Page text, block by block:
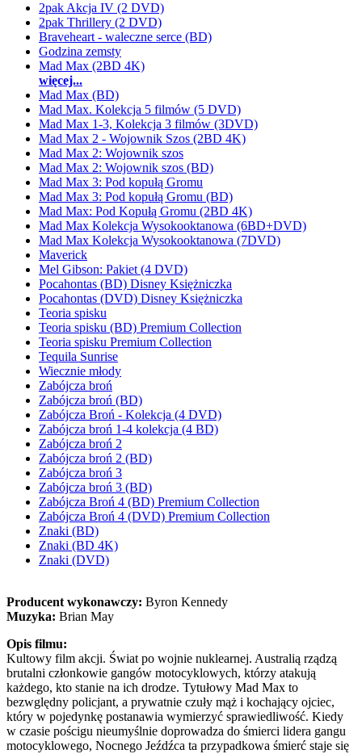
2pak Akcja IV (2 DVD)
2pak Thrillery (2 DVD)
Braveheart - waleczne serce (BD)
Godzina zemsty
Mad Max (2BD 4K)
więcej...
Mad Max (BD)
Mad Max. Kolekcja 5 filmów (5 DVD)
Mad Max 1-3, Kolekcja 3 filmów (3DVD)
Mad Max 2 - Wojownik Szos (2BD 4K)
Mad Max 2: Wojownik szos
Mad Max 2: Wojownik szos (BD)
Mad Max 3: Pod kopułą Gromu
Mad Max 3: Pod kopułą Gromu (BD)
Mad Max: Pod Kopułą Gromu (2BD 4K)
Mad Max Kolekcja Wysokooktanowa (6BD+DVD)
Mad Max Kolekcja Wysokooktanowa (7DVD)
Maverick
Mel Gibson: Pakiet (4 DVD)
Pocahontas (BD) Disney Księżniczka
Pocahontas (DVD) Disney Księżniczka
Teoria spisku
Teoria spisku (BD) Premium Collection
Teoria spisku Premium Collection
Tequila Sunrise
Wiecznie młody
Zabójcza broń
Zabójcza broń (BD)
Zabójcza Broń - Kolekcja (4 DVD)
Zabójcza broń 1-4 kolekcja (4 BD)
Zabójcza broń 2
Zabójcza broń 2 (BD)
Zabójcza broń 3
Zabójcza broń 3 (BD)
Zabójcza Broń 4 (BD) Premium Collection
Zabójcza Broń 4 (DVD) Premium Collection
Znaki (BD)
Znaki (BD 4K)
Znaki (DVD)
Producent wykonawczy: Byron Kennedy
Muzyka: Brian May
Opis filmu:
Kultowy film akcji. Świat po wojnie nuklearnej. Australią rządzą
brutalni członkowie gangów motocyklowych, którzy atakują
każdego, kto stanie na ich drodze. Tytułowy Mad Max to
bezwględny policjant, a prywatnie czuły mąż i kochający ojciec,
który w pojedynkę postanawia wymierzyć sprawiedliwość. Kiedy
w czasie pościgu nieumyślnie doprowadza do śmierci lidera gangu
motocyklowego, Nocnego Jeźdźca ta przypadkowa śmierć staje się